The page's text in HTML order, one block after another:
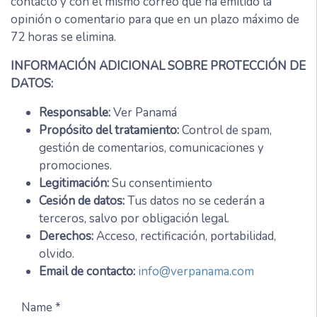
opinión o comentario para que en un plazo máximo de
72 horas se elimina.
INFORMACIÓN ADICIONAL SOBRE PROTECCIÓN DE
DATOS:
Responsable:Ver Panamá
Propósito del tratamiento:Control de spam,
gestión de comentarios, comunicaciones y
promociones.
Legitimación:Su consentimiento
Cesión de datos:Tus datos no se cederán a
terceros, salvo por obligación legal.
Derechos:Acceso, rectificación, portabilidad,
olvido.
Email de contacto: info@verpanama.com
Name *